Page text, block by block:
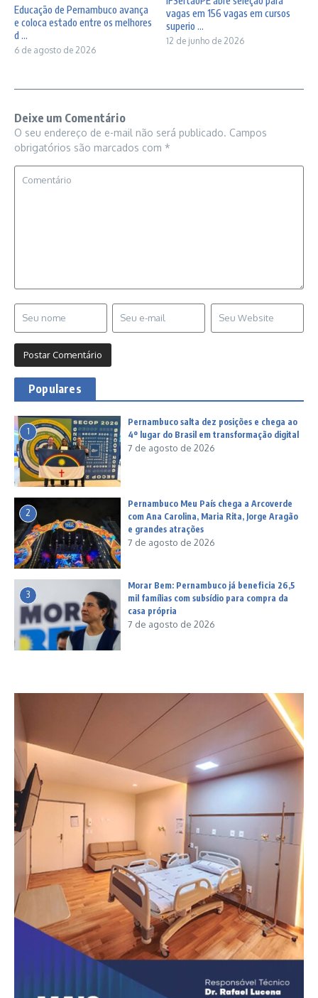
Educação de Pernambuco avança
e coloca estado entre os melhores
d ...
6 de agosto de 2026
vagas em 156 vagas em cursos
superio ...
12 de junho de 2026
Deixe um Comentário
O seu endereço de e-mail não será publicado. Campos
obrigatórios são marcados com *
Populares
1
Pernambuco salta dez posições e chega ao
4º lugar do Brasil em transformação digital
7 de agosto de 2026
2
Pernambuco Meu País chega a Arcoverde
com Ana Carolina, Maria Rita, Jorge Aragão
e grandes atrações
7 de agosto de 2026
3
Morar Bem: Pernambuco já beneficia 26,5
mil famílias com subsídio para compra da
casa própria
7 de agosto de 2026